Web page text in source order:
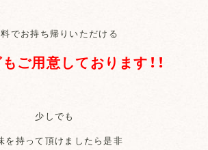
でお持ち帰りいただける
ご用意しております！！
少しでも
を持って頂けましたら是非